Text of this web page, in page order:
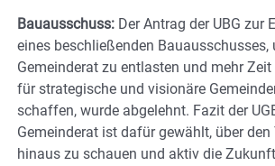
Bauausschuss: Der Antrag der UBG zur
eines beschließenden Bauausschusses,
Gemeinderat zu entlasten und mehr
für strategische und visionäre
schaffen, wurde abgelehnt. Fazit der
Gemeinderat ist dafür gewählt, über den
hinaus zu schauen und aktiv die